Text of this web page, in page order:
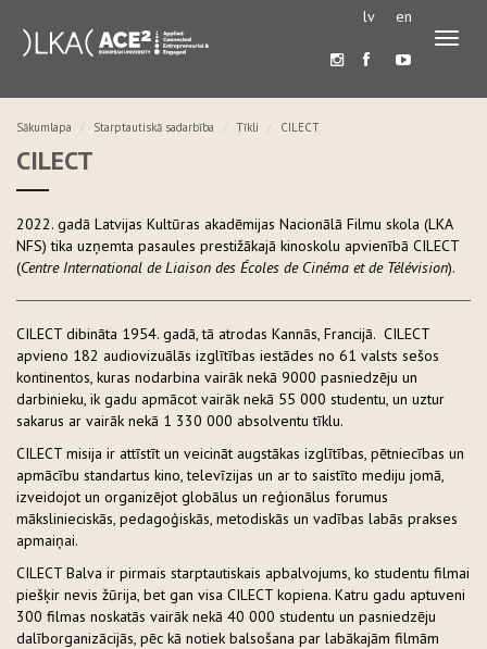
lv en
Sākumlapa Starptautiskā sadarbība Tīkli CILECT
CILECT
2022. gadā Latvijas Kultūras akadēmijas Nacionālā Filmu skola (LKA
NFS) tika uzņemta pasaules prestižākajā kinoskolu apvienībā CILECT
(Centre International de Liaison des Écoles de Cinéma et de Télévision).
CILECT dibināta 1954. gadā, tā atrodas Kannās, Francijā. CILECT
apvieno 182 audiovizuālās izglītības iestādes no 61 valsts sešos
kontinentos, kuras nodarbina vairāk nekā 9000 pasniedzēju un
darbinieku, ik gadu apmācot vairāk nekā 55 000 studentu, un uztur
sakarus ar vairāk nekā 1 330 000 absolventu tīklu.
CILECT misija ir attīstīt un veicināt augstākas izglītības, pētniecības un
apmācību standartus kino, televīzijas un ar to saistīto mediju jomā,
izveidojot un organizējot globālus un reģionālus forumus
mākslinieciskās, pedagoģiskās, metodiskās un vadības labās prakses
apmaiņai.
CILECT Balva ir pirmais starptautiskais apbalvojums, ko studentu filmai
piešķir nevis žūrija, bet gan visa CILECT kopiena. Katru gadu aptuveni
300 filmas noskatās vairāk nekā 40 000 studentu un pasniedzēju
dalīborganizācijās, pēc kā notiek balsošana par labākajām filmām